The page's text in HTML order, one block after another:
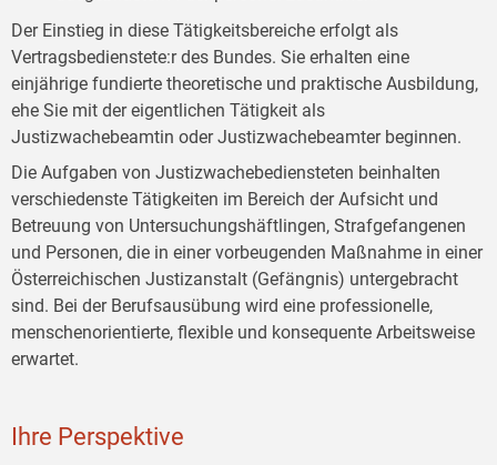
Der Einstieg in diese Tätigkeitsbereiche erfolgt als
Vertragsbedienstete:r des Bundes. Sie erhalten eine
einjährige fundierte theoretische und praktische Ausbildung,
ehe Sie mit der eigentlichen Tätigkeit als
Justizwachebeamtin oder Justizwachebeamter beginnen.
Die Aufgaben von Justizwachebediensteten beinhalten
verschiedenste Tätigkeiten im Bereich der Aufsicht und
Betreuung von Untersuchungshäftlingen, Strafgefangenen
und Personen, die in einer vorbeugenden Maßnahme in einer
Österreichischen Justizanstalt (Gefängnis) untergebracht
sind. Bei der Berufsausübung wird eine professionelle,
menschenorientierte, flexible und konsequente Arbeitsweise
erwartet.
Ihre Perspektive